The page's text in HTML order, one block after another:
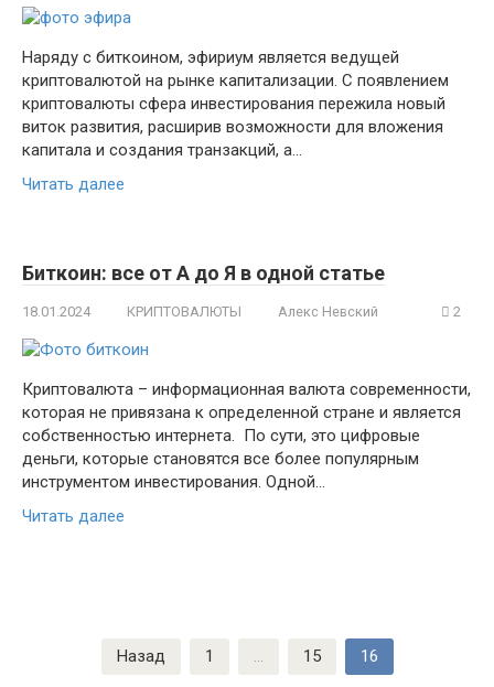
Наряду с биткоином, эфириум является ведущей
криптовалютой на рынке капитализации. С появлением
криптовалюты сфера инвестирования пережила новый
виток развития, расширив возможности для вложения
капитала и создания транзакций, а…
Читать далее
Биткоин: все от А до Я в одной статье
18.01.2024 КРИПТОВАЛЮТЫ Алекс Невский 2
Криптовалюта – информационная валюта современности,
которая не привязана к определенной стране и является
собственностью интернета. По сути, это цифровые
деньги, которые становятся все более популярным
инструментом инвестирования. Одной…
Читать далее
Назад 1 … 15 16